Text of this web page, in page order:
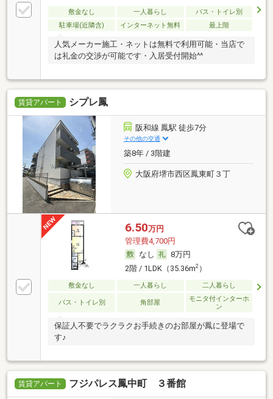
敷金なし 一人暮らし
バス・トイレ別
駐車場(近隣含)
インターネット無料 最上階
人気メーカー施工・ネットは無料で利用可能・当店で
は礼金の交渉が可能です・入居受付開始^^
賃貸アパート シプレ鳳
阪和線 鳳駅 徒歩7分
その他の交通
築8年 / 3階建
大阪府堺市西区鳳東町３丁
6.50万円
管理費4,700円
なし
8万円
2階 / 1LDK（35.36m2）
敷金なし 一人暮らし 二人暮らし
バス・トイレ別 角部屋
モニタ付インターホ
ン
保証人不要でラクラクお手続きのお部屋が鳳に登場で
す♪
賃貸アパート フジパレス鳳中町 ３番館